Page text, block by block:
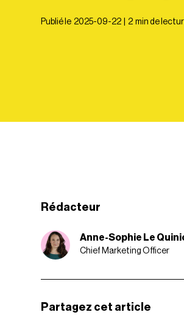
Publié le 2025-09-22 2 min de
Rédacteur
Anne-Sophie Le
Chief Marketing Officer
Partagez cet article